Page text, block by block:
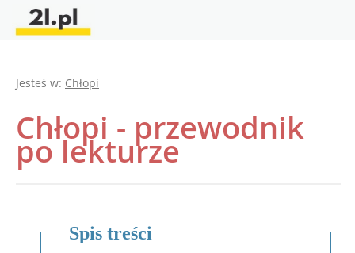
Jesteś w: Chłopi
Chłopi - przewodnik
po lekturze
Spis treści